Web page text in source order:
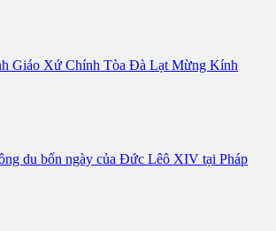
Giáo Xứ Chính Tòa Đà Lạt Mừng Kính
du bốn ngày của Đức Lêô XIV tại Pháp